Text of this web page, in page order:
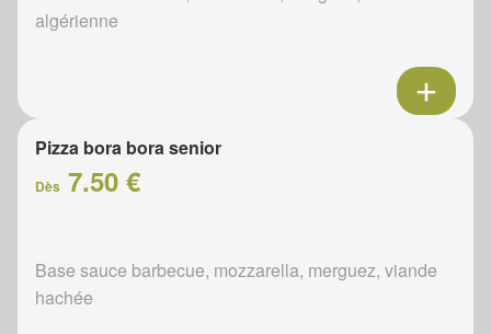
algérienne
Pizza bora bora senior
Dès 7.50 €
Base sauce barbecue, mozzarella, merguez, viande
hachée